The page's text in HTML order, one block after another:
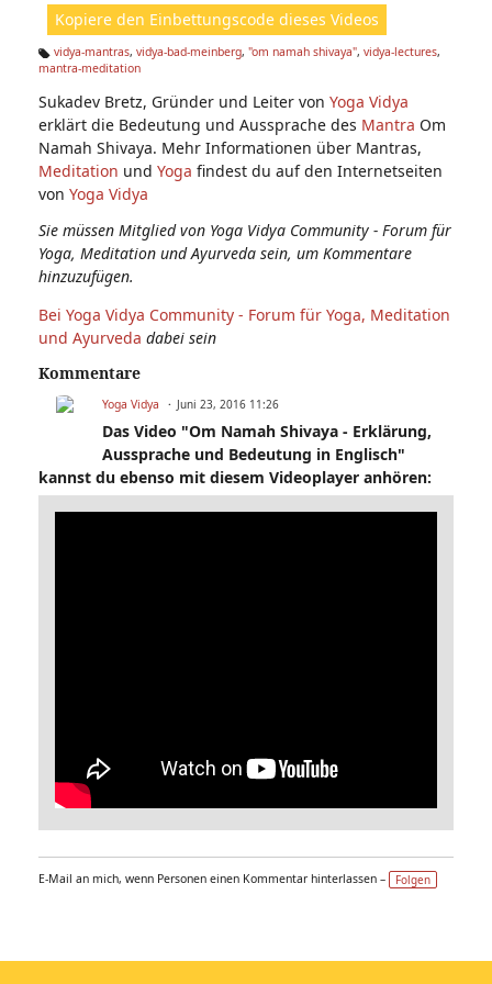
n:
Kopiere den Einbettungscode dieses Videos
Ta
s:
vidya-mantras, vidya-bad-meinberg, "om namah shivaya", vidya-lectures,
mantra-meditation
Sukadev Bretz, Gründer und Leiter von Yoga Vidya
erklärt die Bedeutung und Aussprache des Mantra Om
Namah Shivaya. Mehr Informationen über Mantras,
Meditation und Yoga findest du auf den Internetseiten
von Yoga Vidya
Sie müssen Mitglied von Yoga Vidya Community - Forum für
Yoga, Meditation und Ayurveda sein, um Kommentare
hinzuzufügen.
Bei Yoga Vidya Community - Forum für Yoga, Meditation
und Ayurveda dabei sein
Kommentare
Yoga Vidya Juni 23, 2016 11:26
Das Video "Om Namah Shivaya - Erklärung,
Aussprache und Bedeutung in Englisch"
kannst du ebenso mit diesem Videoplayer anhören:
E-Mail an mich, wenn Personen einen Kommentar hinterlassen – Folgen